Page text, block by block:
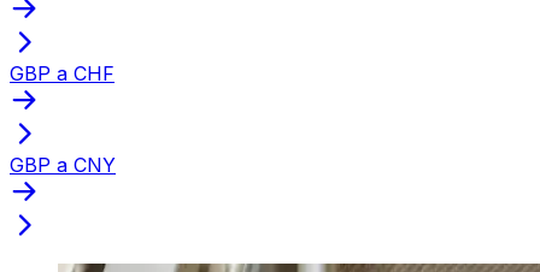
GBP a CHF
GBP a CNY